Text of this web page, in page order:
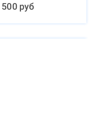
500руб